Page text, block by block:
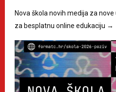
Nova škola novih medija za
za besplatnu online edukaciju →